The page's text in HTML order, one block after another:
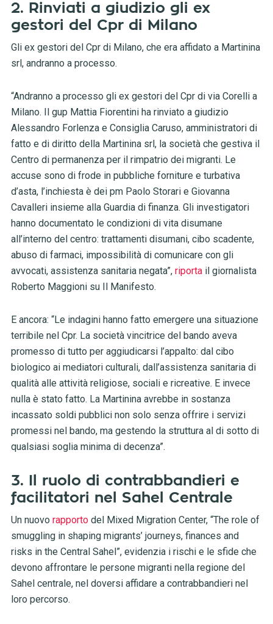
2. Rinviati a giudizio gli ex
gestori del Cpr di Milano
Gli ex gestori del Cpr di Milano, che era affidato a Martinina
srl, andranno a processo.
“Andranno a processo gli ex gestori del Cpr di via Corelli a
Milano. Il gup Mattia Fiorentini ha rinviato a giudizio
Alessandro Forlenza e Consiglia Caruso, amministratori di
fatto e di diritto della Martinina srl, la società che gestiva il
Centro di permanenza per il rimpatrio dei migranti. Le
accuse sono di frode in pubbliche forniture e turbativa
d’asta, l’inchiesta è dei pm Paolo Storari e Giovanna
Cavalleri insieme alla Guardia di finanza. Gli investigatori
hanno documentato le condizioni di vita disumane
all’interno del centro: trattamenti disumani, cibo scadente,
abuso di farmaci, impossibilità di comunicare con gli
avvocati, assistenza sanitaria negata”, riportail giornalista
Roberto Maggioni su Il Manifesto.
E ancora: “Le indagini hanno fatto emergere una situazione
terribile nel Cpr. La società vincitrice del bando aveva
promesso di tutto per aggiudicarsi l’appalto: dal cibo
biologico ai mediatori culturali, dall’assistenza sanitaria di
qualità alle attività religiose, sociali e ricreative. E invece
nulla è stato fatto. La Martinina avrebbe in sostanza
incassato soldi pubblici non solo senza offrire i servizi
promessi nel bando, ma gestendo la struttura al di sotto di
qualsiasi soglia minima di decenza”.
3. Il ruolo di contrabbandieri e
facilitatori nel Sahel Centrale
Un nuovo rapportodel Mixed Migration Center, “The role of
smuggling in shaping migrants’ journeys, finances and
risks in the Central Sahel”, evidenzia i rischi e le sfide che
devono affrontare le persone migranti nella regione del
Sahel centrale, nel doversi affidare a contrabbandieri nel
loro percorso.